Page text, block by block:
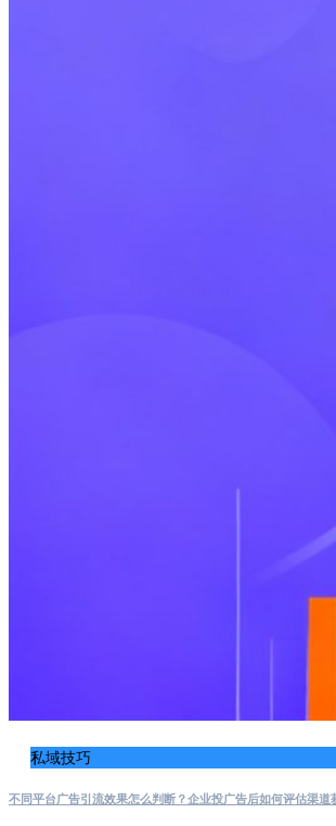
私域技巧
不同平台广告引流效果怎么判断？企业投广告后如何评估渠道